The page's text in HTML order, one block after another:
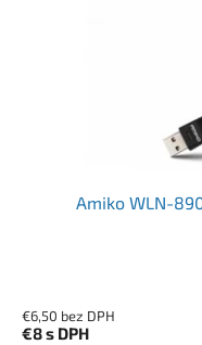
Amiko WLN-
€6,50 bez DPH
€8s DPH